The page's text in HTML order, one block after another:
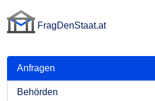
FragDenStaat.at
Anfragen
Behörden